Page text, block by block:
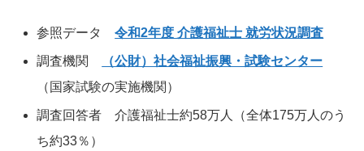
参照データ令和2年度 介護福祉士 就労状況調査
調査機関
（公財）社会福祉振興・試験センター
（国家試験の実施機関）
調査回答者 介護福祉士約58万人（全体175万人のう
ち約33％）